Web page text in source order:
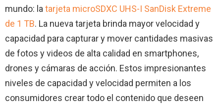
mundo: la tarjeta microSDXC UHS-I SanDisk Extreme
de 1 TB. La nueva tarjeta brinda mayor velocidad y
capacidad para capturar y mover cantidades masivas
de fotos y videos de alta calidad en smartphones,
drones y cámaras de acción. Estos impresionantes
niveles de capacidad y velocidad permiten a los
consumidores crear todo el contenido que deseen